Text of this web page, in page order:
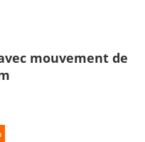
mouvement de